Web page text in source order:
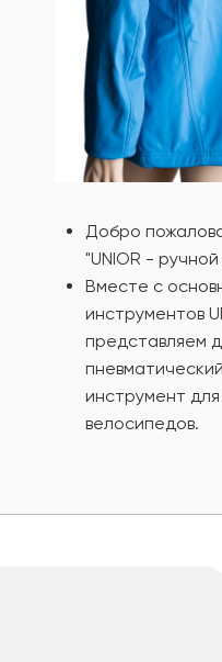
Добро
"UNIOR -
Вместе с
инструментов
представляем
инструмент
велосипедов.